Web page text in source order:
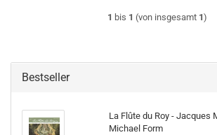
1 bis 1 (von insgesamt 1)
Bestseller
La Flûte du Roy - Jacques
Michael Form